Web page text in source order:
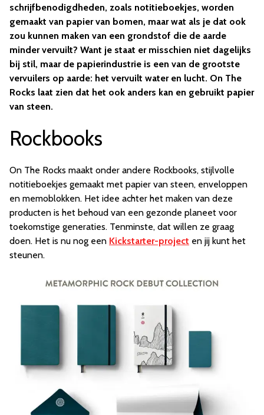
schrijfbenodigdheden, zoals notitieboekjes, worden
gemaakt van papier van bomen, maar wat als je dat ook
zou kunnen maken van een grondstof die de aarde
minder vervuilt? Want je staat er misschien niet dagelijks
bij stil, maar de papierindustrie is een van de grootste
vervuilers op aarde: het vervuilt water en lucht. On The
Rocks laat zien dat het ook anders kan en gebruikt papier
van steen.
Rockbooks
On The Rocks maakt onder andere Rockbooks, stijlvolle
notitieboekjes gemaakt met papier van steen, enveloppen
en memoblokken. Het idee achter het maken van deze
producten is het behoud van een gezonde planeet voor
toekomstige generaties. Tenminste, dat willen ze graag
doen. Het is nu nog een Kickstarter-project en jij kunt het
steunen.